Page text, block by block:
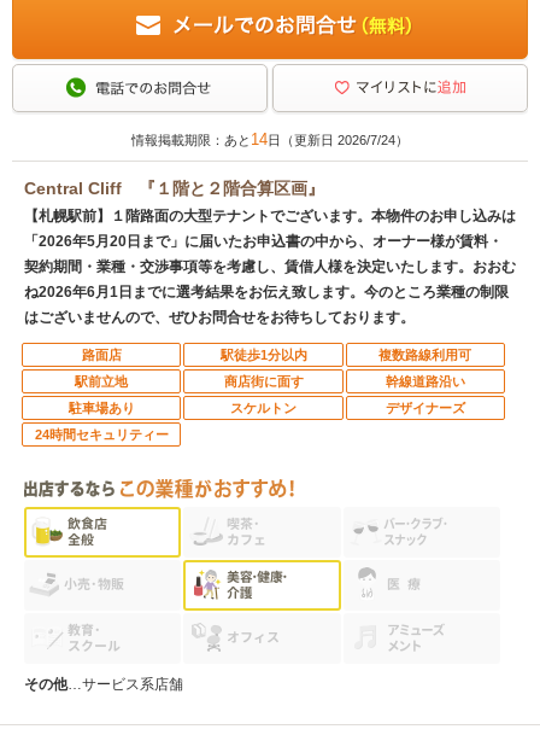
情報掲載期限：あと 14日（更新日 2026/7/24）
Central Cliff 『１階と２階合算区画』
【札幌駅前】１階路面の大型テナントでございます。本物件のお申し込みは
「2026年5月20日まで」に届いたお申込書の中から、オーナー様が賃料・
契約期間・業種・交渉事項等を考慮し、賃借人様を決定いたします。おおむ
ね2026年6月1日までに選考結果をお伝え致します。今のところ業種の制限
はございませんので、ぜひお問合せをお待ちしております。
路面店 駅徒歩1分以内
複数路線利用可
駅前立地
商店街に面す
幹線道路沿い
駐車場あり
スケルトン
デザイナーズ
24時間セキュリティー
その他…サービス系店舗